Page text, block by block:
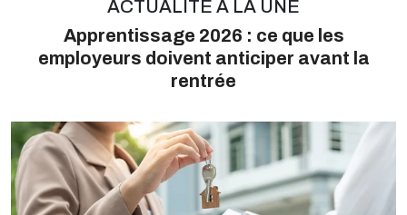
ACTUALITÉ À LA UNE
Apprentissage 2026 : ce que les
employeurs doivent anticiper avant la
rentrée